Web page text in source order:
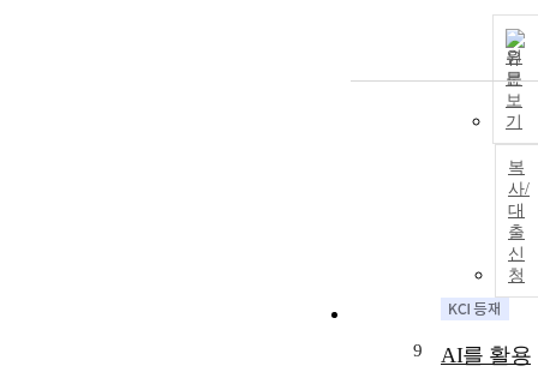
원
문
보
기
복
사/
대
출
신
청
9
AI를 활용